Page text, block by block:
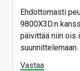
Ehdottomasti
9800X3D:n
päivittää niin ois
suunnittelemaan.
Vastaa